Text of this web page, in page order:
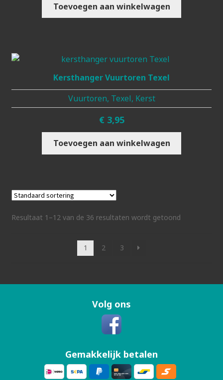
Toevoegen aan winkelwagen
Kersthanger Vuurtoren Texel
Vuurtoren, Texel, Kerst
€ 3,95
Toevoegen aan winkelwagen
Resultaat 1–12 van de 36 resultaten wordt getoond
1 2 3
Volg ons
Gemakkelijk betalen